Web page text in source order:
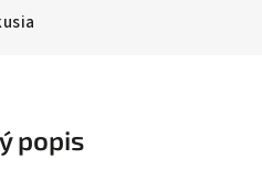
popis